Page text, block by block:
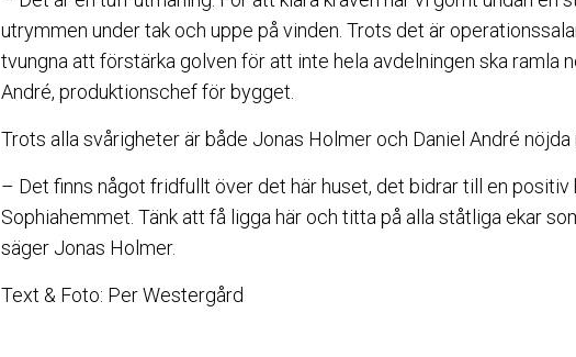
utrymmen under tak och uppe på vinden. Trots det är
tvungna att förstärka golven för att inte hela avdelningen ska ramla
André, produktionschef för bygget.
Trots alla svårigheter är både Jonas Holmer och Daniel André nöjda
– Det finns något fridfullt över det här huset, det bidrar till en
Sophiahemmet. Tänk att få ligga här och titta på alla ståtliga ekar
säger Jonas Holmer.
Text & Foto: Per Westergård